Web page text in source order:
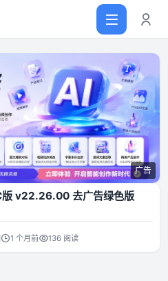
广告
版 v22.26.00 去广告绿色版
1 个月前 136 阅读